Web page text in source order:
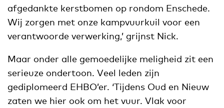
afgedankte kerstbomen op rondom Enschede.
Wij zorgen met onze kampvuurkuil voor een
verantwoorde verwerking,’ grijnst Nick.
Maar onder alle gemoedelijke meligheid zit een
serieuze ondertoon. Veel leden zijn
gediplomeerd EHBO’er. ‘Tijdens Oud en Nieuw
zaten we hier ook om het vuur. Vlak voor